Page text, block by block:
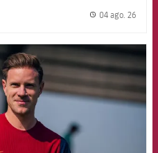
04 ago. 26
FCB Barcelona badge